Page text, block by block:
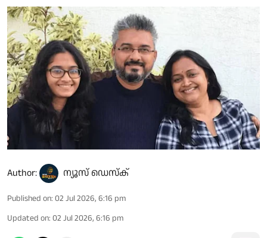
Author: ന്യൂസ് ഡെസ്ക്
Published on: 02 Jul 2026, 6:16 pm
Updated on: 02 Jul 2026, 6:16 pm